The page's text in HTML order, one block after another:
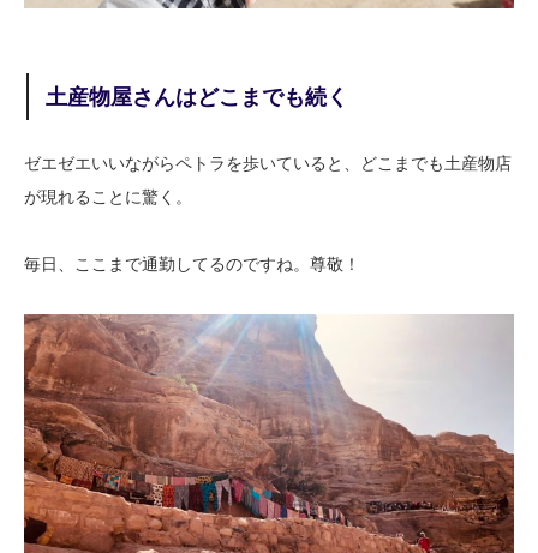
土産物屋さんはどこまでも続く
ゼエゼエいいながらペトラを歩いていると、どこまでも土産物店
が現れることに驚く。
毎日、ここまで通勤してるのですね。尊敬！